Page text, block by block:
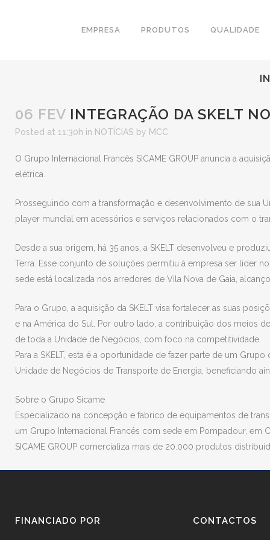
EMPRESA PRODUTOS QUALIDADE
06 FEV INTEGRAÇÃO DA SKELT
Posted at 11:30h in NOTÍCIAS by MCC
O Grupo Internacional Francês SICAME GROUP anuncia a
elétrica.
Prosseguindo com a transformação e desenvolvimento de sua
player mundial em acessórios e serviços relacionados com o
Desde a sua origem, há 35 anos, a SKELT desenvolveu e
Terra. Esse conjunto de soluções permitiu à empresa ser líder
sede está localizada nos arredores de Vila Nova de Gaia,
Para o Grupo, a aquisição da SKELT visa fortalecer as suas
e na América do Sul. Por outro lado, a contribuição dos meios
de toda a Unidade de Negócios, com foco na competitividade.
Para a SKELT, esta é a oportunidade de fazer parte de um
Unidade de Negócios de Transporte de Energia, beneficiando
Sobre o Grupo Sicame
Especializado na concepção e fabrico de equipamentos de
um Grupo Internacional Francês com sede em Pompadour,
SICAME GROUP comercializa mais de 20.000 produtos
FINANCIADO POR CONTACTOS